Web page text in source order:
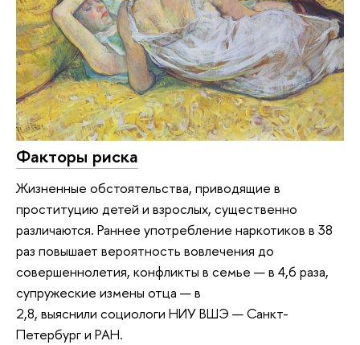
Факторы риска
Жизненные обстоятельства, приводящие в
проституцию детей и взрослых, существенно
различаются. Раннее употребление наркотиков в 38
раз повышает вероятность вовлечения до
совершеннолетия, конфликты в семье — в 4,6 раза,
супружеские измены отца — в
2,8, выяснили социологи НИУ ВШЭ — Санкт-
Петербург и РАН.